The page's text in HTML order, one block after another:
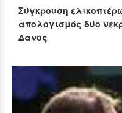
Σύγκρουση
απολογισμός δύο
Δανός